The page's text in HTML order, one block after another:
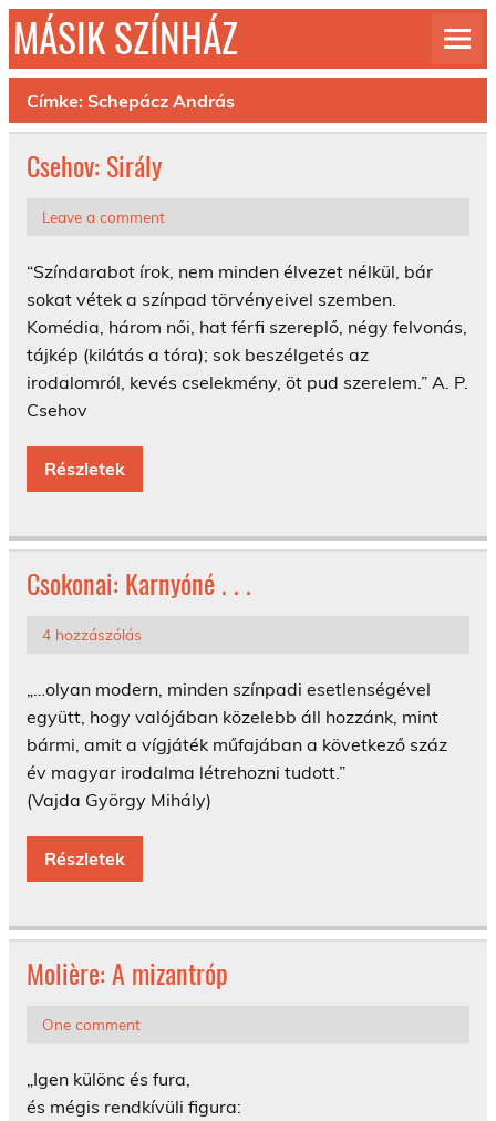
Skip
to
content
MÁSIK SZÍNHÁZ
© 1992-2026
Címke: Schepácz András
Csehov: Sirály
Leave a comment
“Színdarabot írok, nem minden élvezet nélkül, bár
sokat vétek a színpad törvényeivel szemben.
Komédia, három női, hat férfi szereplő, négy felvonás,
tájkép (kilátás a tóra); sok beszélgetés az
irodalomról, kevés cselekmény, öt pud szerelem.” A. P.
Csehov
Részletek
Csokonai: Karnyóné . . .
4 hozzászólás
„…olyan modern, minden színpadi esetlenségével
együtt, hogy valójában közelebb áll hozzánk, mint
bármi, amit a vígjáték műfajában a következő száz
év magyar irodalma létrehozni tudott.”
(Vajda György Mihály)
Részletek
Molière: A mizantróp
One comment
„Igen különc és fura,
és mégis rendkívüli figura: